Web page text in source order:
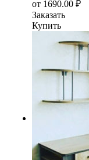
от 1690.00 ₽
Заказать
Купить